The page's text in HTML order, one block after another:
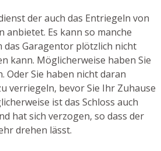
der auch das Entriegeln von
anbietet. Es kann so manche
das Garagentor plötzlich nicht
kann. Möglicherweise haben Sie
Oder Sie haben nicht daran
verriegeln, bevor Sie Ihr Zuhause
ist das Schloss auch
hat sich verzogen, so dass der
drehen lässt.